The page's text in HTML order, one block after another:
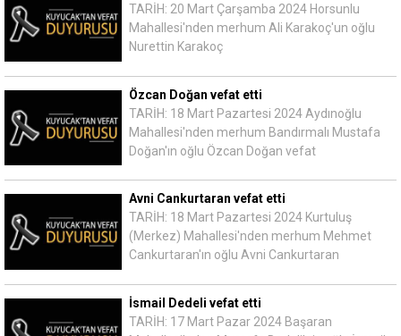
TARİH: 20 Mart Çarşamba 2024 Horsunlu
Mahallesi'nden merhum Ali Karakoç'un oğlu
Nurettin Karakoç
Özcan Doğan vefat etti
TARİH: 18 Mart Pazartesi 2024 Aydınoğlu
Mahallesi'nden merhum Bandırmalı Mustafa
Doğan'ın oğlu Özcan Doğan vefat
Avni Cankurtaran vefat etti
TARİH: 18 Mart Pazartesi 2024 Kurtuluş
(Merkez) Mahallesi'nden merhum Mehmet
Cankurtaran'ın oğlu Avni Cankurtaran
İsmail Dedeli vefat etti
TARİH: 17 Mart Pazar 2024 Başaran